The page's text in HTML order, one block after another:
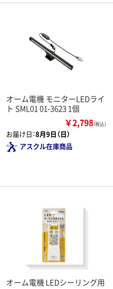
オーム電機 モニターLEDライ
ト SML01 01-3623 1個
￥2,798（税込）
お届け日：8月9日（日）
アスクル在庫商品
オーム電機 LEDシーリング用